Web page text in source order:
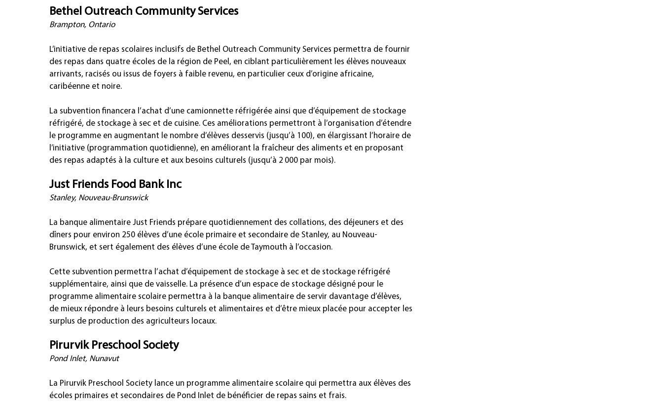
Bethel Outreach Community Services
Brampton, Ontario
L’initiative de repas scolaires inclusifs de Bethel Outreach Community Services permettra de fournir
des repas dans quatre écoles de la région de Peel, en ciblant particulièrement les élèves nouveaux
arrivants, racisés ou issus de foyers à faible revenu, en particulier ceux d’origine africaine,
caribéenne et noire.
La subvention financera l’achat d’une camionnette réfrigérée ainsi que d’équipement de stockage
réfrigéré, de stockage à sec et de cuisine. Ces améliorations permettront à l’organisation d’étendre
le programme en augmentant le nombre d’élèves desservis (jusqu’à 100), en élargissant l’horaire de
l’initiative (programmation quotidienne), en améliorant la fraîcheur des aliments et en proposant
des repas adaptés à la culture et aux besoins culturels (jusqu’à 2 000 par mois).
Just Friends Food Bank Inc
Stanley, Nouveau-Brunswick
La banque alimentaire Just Friends prépare quotidiennement des collations, des déjeuners et des
dîners pour environ 250 élèves d’une école primaire et secondaire de Stanley, au Nouveau-
Brunswick, et sert également des élèves d’une école de Taymouth à l’occasion.
Cette subvention permettra l’achat d’équipement de stockage à sec et de stockage réfrigéré
supplémentaire, ainsi que de vaisselle. La présence d’un espace de stockage désigné pour le
programme alimentaire scolaire permettra à la banque alimentaire de servir davantage d’élèves,
de mieux répondre à leurs besoins culturels et alimentaires et d’être mieux placée pour accepter les
surplus de production des agriculteurs locaux.
Pirurvik Preschool Society
Pond Inlet, Nunavut
La Pirurvik Preschool Society lance un programme alimentaire scolaire qui permettra aux élèves des
écoles primaires et secondaires de Pond Inlet de bénéficier de repas sains et frais.